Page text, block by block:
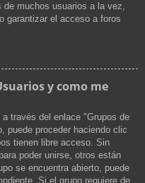
muchos usuarios a la vez,
garantizar el acceso a foros
y como me
través del enlace "Grupos de
puede proceder haciendo clic
tienen libre acceso. Sin
poder unirse, otros están
se encuentra abierto, puede
Si el grupo requiere de